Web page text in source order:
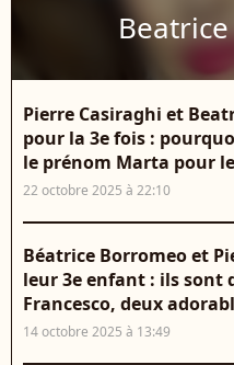
Pierre Casiraghi et
pour la 3e fois :
le prénom Marta pour
22 octobre 2025 à 22:10
Béatrice Borromeo et
leur 3e enfant : ils sont
Francesco, deux
14 octobre 2025 à 13:49